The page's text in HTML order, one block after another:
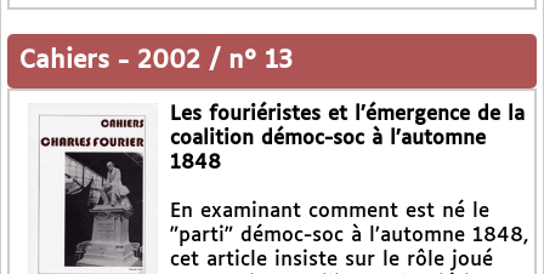
Cahiers - 2002 / n° 13
Les fouriéristes et l’émergence de la
coalition démoc-soc à l’automne
1848
En examinant comment est né le
"parti" démoc-soc à l’automne 1848,
cet article insiste sur le rôle joué